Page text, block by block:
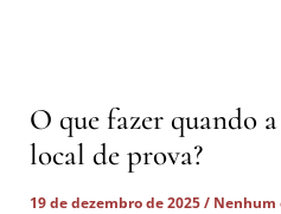
O que fazer quando
local de prova?
19 de dezembro de 2025
Nenhum